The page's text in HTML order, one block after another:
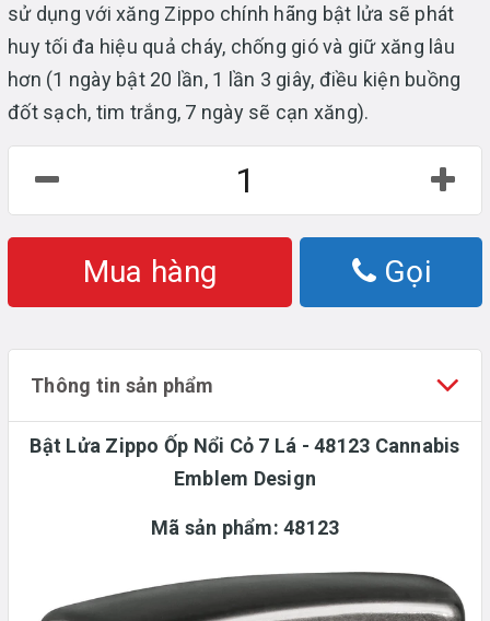
sử dụng với xăng Zippo chính hãng bật lửa sẽ phát
huy tối đa hiệu quả cháy, chống gió và giữ xăng lâu
hơn (1 ngày bật 20 lần, 1 lần 3 giây, điều kiện buồng
đốt sạch, tim trắng, 7 ngày sẽ cạn xăng).
Mua hàng Gọi
Thông tin sản phẩm
Bật Lửa Zippo Ốp Nổi Cỏ 7 Lá - 48123 Cannabis
Emblem Design
Mã sản phẩm: 48123